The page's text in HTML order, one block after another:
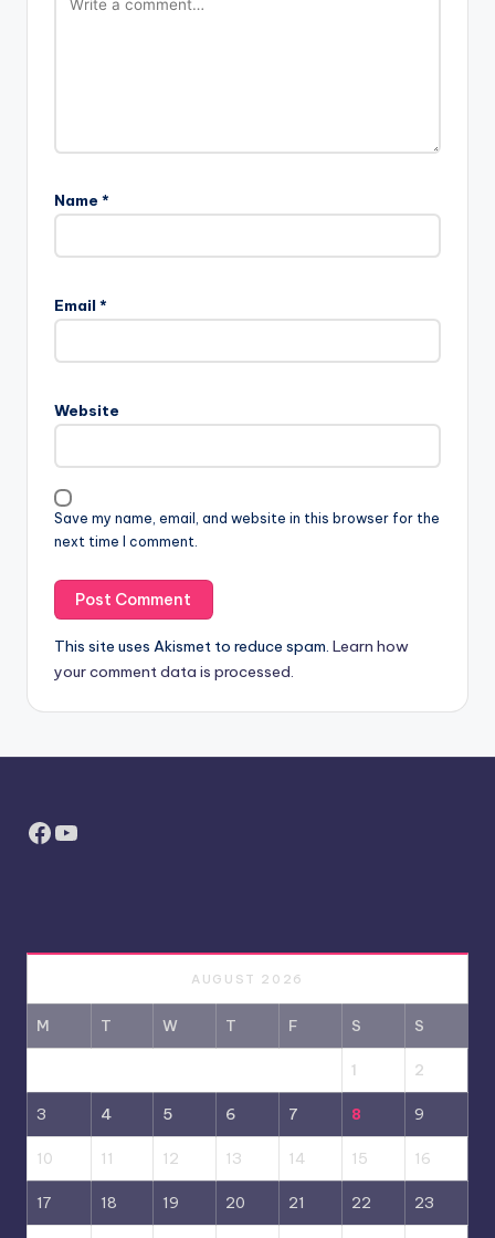
Name *
Email *
Website
Save my name, email, and website in this browser for the
next time I comment.
This site uses Akismet to reduce spam. Learn how
your comment data is processed.
Facebook
YouTube
AUGUST 2026
M T W T F S S
1 2
3 4 5 6 7 8 9
10 11 12 13 14 15 16
17 18 19 20 21 22 23